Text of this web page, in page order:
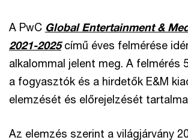
A PwC Global Entertainment &
2021-2025című éves felmérése
alkalommal jelent meg. A felmérés
a fogyasztók és a hirdetők E&M
elemzését és előrejelzését
Az elemzés szerint a világjárvány